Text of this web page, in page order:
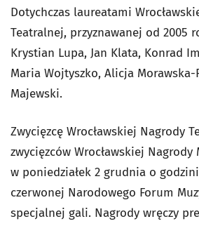
Dotychczas laureatami
Teatralnej, przyznawanej od 2005
Krystian Lupa, Jan Klata, Konrad
Maria Wojtyszko, Alicja Morawska-
Majewski.
Zwycięzcę Wrocławskiej Nagrody
zwycięzców Wrocławskiej Nagrody
w poniedziałek 2 grudnia o
czerwonej Narodowego Forum
specjalnej gali. Nagrody wręczy